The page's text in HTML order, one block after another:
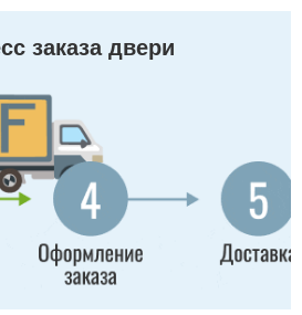
заказа двери